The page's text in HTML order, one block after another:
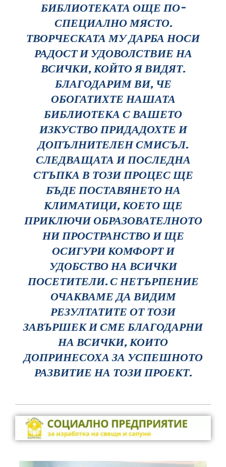
БИБЛИОТЕКАТА ОЩЕ ПО-
СПЕЦИАЛНО МЯСТО.
ТВОРЧЕСКАТА МУ ДАРБА НОСИ
РАДОСТ И УДОВОЛСТВИЕ НА
ВСИЧКИ, КОЙТО Я ВИДЯТ.
БЛАГОДАРИМ ВИ, ЧЕ
ОБОГАТИХТЕ НАШАТА
БИБЛИОТЕКА С ВАШЕТО
ИЗКУСТВО ПРИДАДОХТЕ И
ДОПЪЛНИТЕЛЕН СМИСЪЛ.
СЛЕДВАЩАТА И ПОСЛЕДНА
СТЪПКА В ТОЗИ ПРОЦЕС ЩЕ
БЪДЕ ПОСТАВЯНЕТО НА
КЛИМАТИЦИ, КОЕТО ЩЕ
ПРИКЛЮЧИ ОБРАЗОВАТЕЛНОТО
НИ ПРОСТРАНСТВО И ЩЕ
ОСИГУРИ КОМФОРТ И
УДОБСТВО НА ВСИЧКИ
ПОСЕТИТЕЛИ. С НЕТЪРПЕНИЕ
ОЧАКВАМЕ ДА ВИДИМ
РЕЗУЛТАТИТЕ ОТ ТОЗИ
ЗАВЪРШЕК И СМЕ БЛАГОДАРНИ
НА ВСИЧКИ, КОИТО
ДОПРИНЕСОХА ЗА УСПЕШНОТО
РАЗВИТИЕ НА ТОЗИ ПРОЕКТ.